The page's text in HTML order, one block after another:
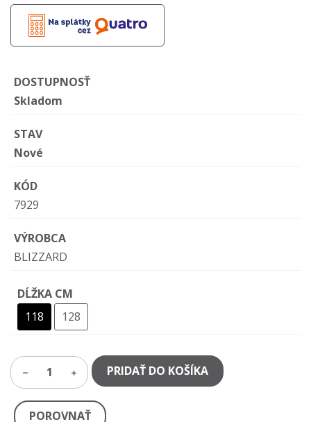
DOSTUPNOSŤ
Skladom
STAV
Nové
KÓD
7929
VÝROBCA
BLIZZARD
DĹŽKA CM
118
128
1 PRIDAŤ DO KOŠÍKA
POROVNAŤ